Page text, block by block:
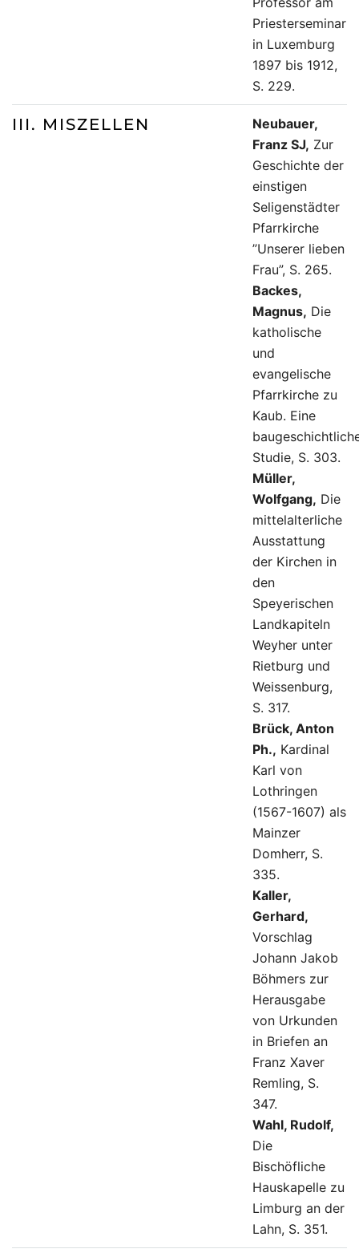
Priesterseminar
in Luxemburg
1897 bis 1912,
S. 229.
III. MISZELLEN
Neubauer,
Franz SJ, Zur
Geschichte der
einstigen
Seligenstädter
Pfarrkirche
”Unserer lieben
Frau”, S. 265.
Backes,
Magnus, Die
katholische
und
evangelische
Pfarrkirche zu
Kaub. Eine
Studie, S. 303.
Müller,
Wolfgang, Die
mittelalterliche
Ausstattung
der Kirchen in
den
Speyerischen
Landkapiteln
Weyher unter
Rietburg und
Weissenburg,
S. 317.
Brück, Anton
Ph., Kardinal
Karl von
Lothringen
(1567-1607) als
Mainzer
Domherr, S.
335.
Kaller,
Gerhard,
Vorschlag
Johann Jakob
Böhmers zur
Herausgabe
von Urkunden
in Briefen an
Franz Xaver
Remling, S.
347.
Wahl, Rudolf,
Die
Bischöfliche
Hauskapelle zu
Limburg an der
Lahn, S. 351.